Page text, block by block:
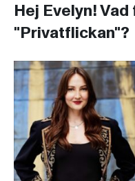
Hej Evelyn!
"Privatflickan"?